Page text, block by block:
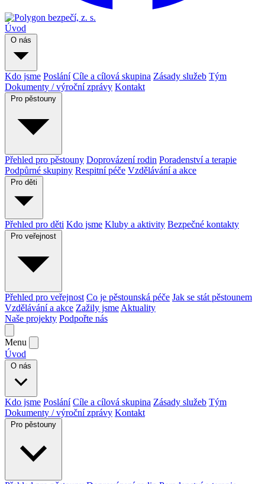
Úvod
O nás
Kdo jsme Poslání Cíle a cílová skupina Zásady služeb Tým
Dokumenty / výroční zprávy Kontakt
Pro pěstouny
Přehled pro pěstouny Doprovázení rodin Poradenství a terapie
Podpůrné skupiny Respitní péče Vzdělávání a akce
Pro děti
Přehled pro děti Kdo jsme Kluby a aktivity Bezpečné kontakty
Pro veřejnost
Přehled pro veřejnost Co je pěstounská péče Jak se stát pěstounem
Vzdělávání a akce Zažily jsme Aktuality
Naše projekty Podpořte nás
Menu
Úvod
O nás
Kdo jsme Poslání Cíle a cílová skupina Zásady služeb Tým
Dokumenty / výroční zprávy Kontakt
Pro pěstouny